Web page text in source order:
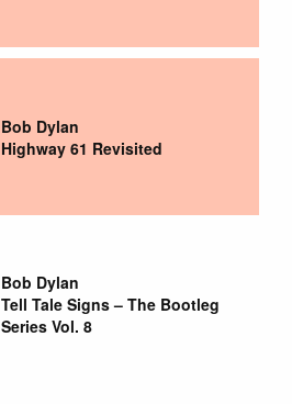
Bob Dylan
Highway 61 Revisited
Bob Dylan
Tell Tale Signs – The Bootleg
Series Vol. 8